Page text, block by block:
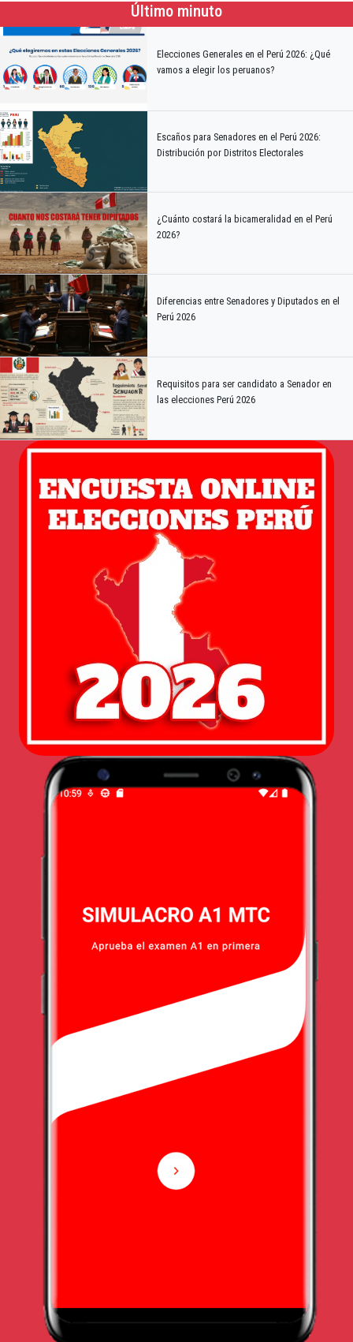
Último minuto
Elecciones Generales en el Perú 2026: ¿Qué
vamos a elegir los peruanos?
Escaños para Senadores en el Perú 2026:
Distribución por Distritos Electorales
¿Cuánto costará la bicameralidad en el Perú
2026?
Diferencias entre Senadores y Diputados en el
Perú 2026
Requisitos para ser candidato a Senador en
las elecciones Perú 2026